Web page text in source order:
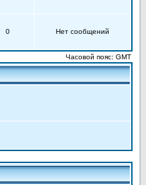
0 Нет сообщений
Часовой пояс: GMT